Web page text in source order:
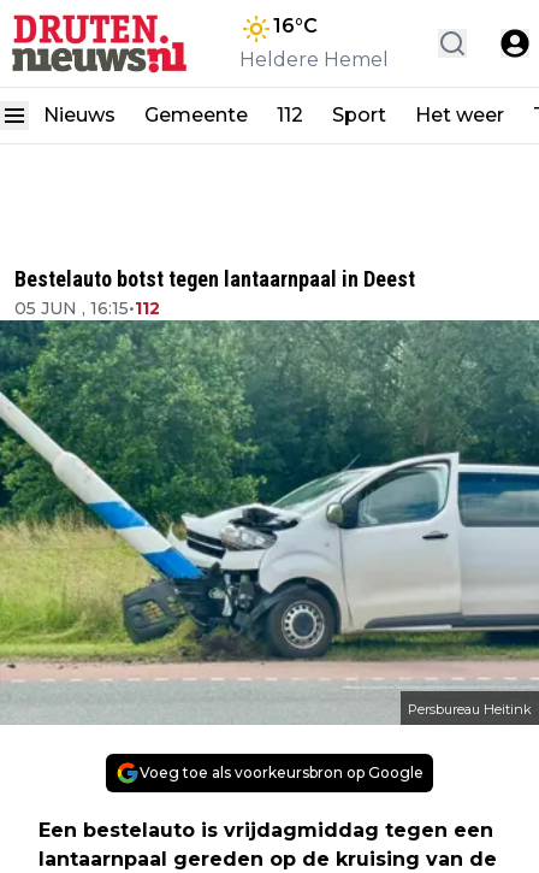
16°C
Heldere Hemel
Nieuws Gemeente 112 Sport Het weer
Bestelauto botst tegen lantaarnpaal in Deest
05 JUN , 16:15•112
Persbureau Heitink
Voeg toe als voorkeursbron op Google
Een bestelauto is vrijdagmiddag tegen een
lantaarnpaal gereden op de kruising van de